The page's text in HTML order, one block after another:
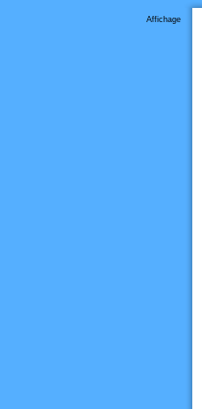
Affichage